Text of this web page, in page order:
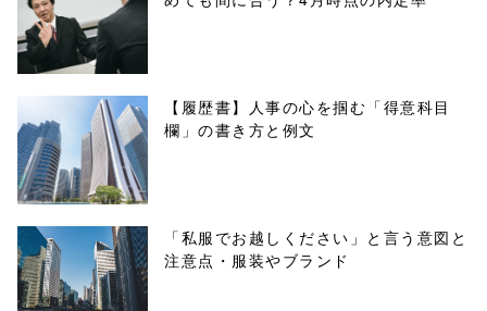
onclick="windo
w.open(this.hre
f, 'Gwindow',
'width=550,
height=450,
menubar=no,
toolbar=no,
【履歴書】人事の心を掴む「得意科目
欄」の書き方と例文
「私服でお越しください」と言う意図と
注意点・服装やブランド